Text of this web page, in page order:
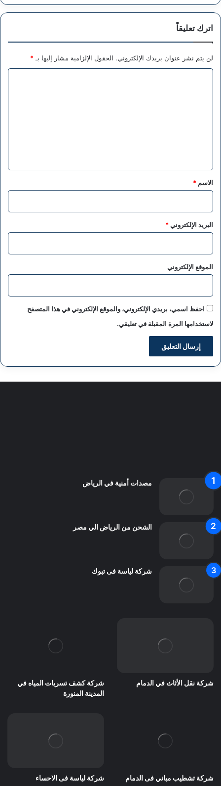
اترك تعليقاً
لن يتم نشر عنوان بريدك الإلكتروني. الحقول الإلزامية مشار إليها بـ *
*
الاسم *
البريد الإلكتروني*
الموقع الإلكتروني
احفظ اسمي، بريدي الإلكتروني، والموقع الإلكتروني في هذا المتصفح
لاستخدامها المرة المقبلة في تعليقي.
مصدات أمنية في الرياض
الشحن من الرياض الي مصر
شركة لياسة فى تبوك
شركة نقل الأثاث في الدمام
شركة كشف تسربات المياه في
المدينة المنورة
شركة تشطيب مباني فى الدمام شركة لياسة فى الاحساء